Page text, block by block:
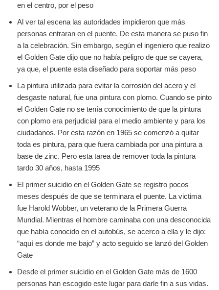
en el centro, por el peso
Al ver tal escena las autoridades impidieron que más
personas entraran en el puente. De esta manera se puso fin
a la celebración. Sin embargo, según el ingeniero que realizo
el Golden Gate dijo que no había peligro de que se cayera,
ya que, el puente esta diseñado para soportar más peso
La pintura utilizada para evitar la corrosión del acero y el
desgaste natural, fue una pintura con plomo. Cuando se pinto
el Golden Gate no se tenía conocimiento de que la pintura
con plomo era perjudicial para el medio ambiente y para los
ciudadanos. Por esta razón en 1965 se comenzó a quitar
toda es pintura, para que fuera cambiada por una pintura a
base de zinc. Pero esta tarea de remover toda la pintura
tardo 30 años, hasta 1995
El primer suicidio en el Golden Gate se registro pocos
meses después de que se terminara el puente. La victima
fue Harold Wobber, un veterano de la Primera Guerra
Mundial. Mientras el hombre caminaba con una desconocida
que había conocido en el autobús, se acerco a ella y le dijo:
“aquí es donde me bajo” y acto seguido se lanzó del Golden
Gate
Desde el primer suicidio en el Golden Gate más de 1600
personas han escogido este lugar para darle fin a sus vidas.